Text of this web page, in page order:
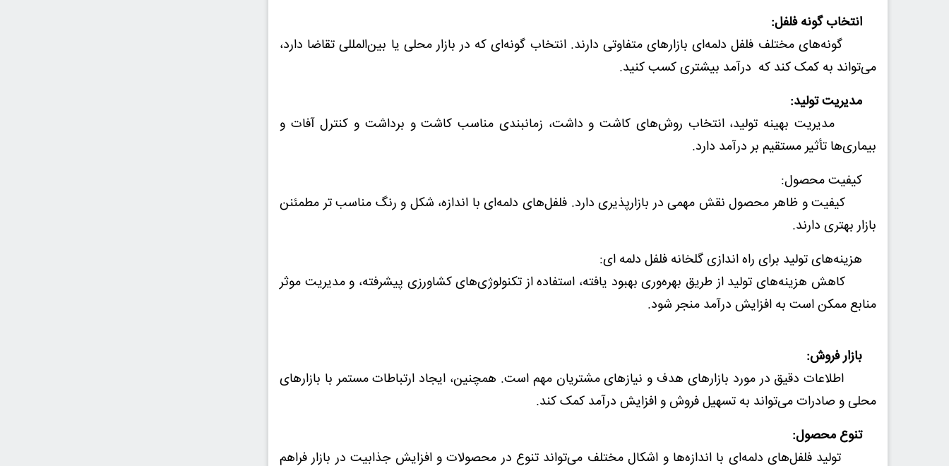
انتخاب گونه فلفل:
گونه‌های مختلف فلفل دلمه‌ای بازارهای متفاوتی دارند. انتخاب گونه‌ای که در بازار محلی یا بین‌المللی تقاضا دارد،
می‌تواند به کمک کند که درآمد بیشتری کسب کنید.
مدیریت تولید:
مدیریت بهینه تولید، انتخاب روش‌های کاشت و داشت، زمانبندی مناسب کاشت و برداشت و کنترل آفات و
بیماری‌ها تأثیر مستقیم بر درآمد دارد.
کیفیت محصول:
کیفیت و ظاهر محصول نقش مهمی در بازارپذیری دارد. فلفل‌های دلمه‌ای با اندازه، شکل و رنگ مناسب تر مطمئنن
بازار بهتری دارند.
هزینه‌های تولید برای راه اندازی گلخانه فلفل دلمه ای:
کاهش هزینه‌های تولید از طریق بهره‌وری بهبود یافته، استفاده از تکنولوژی‌های کشاورزی پیشرفته، و مدیریت موثر
منابع ممکن است به افزایش درآمد منجر شود.
بازار فروش:
اطلاعات دقیق در مورد بازارهای هدف و نیازهای مشتریان مهم است. همچنین، ایجاد ارتباطات مستمر با بازارهای
محلی و صادرات می‌تواند به تسهیل فروش و افزایش درآمد کمک کند.
تنوع محصول:
تولید فلفل‌های دلمه‌ای با اندازه‌ها و اشکال مختلف می‌تواند تنوع در محصولات و افزایش جذابیت در بازار فراهم